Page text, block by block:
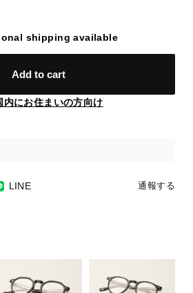
shipping available
Add to cart
内にお住まいの方向け
LINE 通報する